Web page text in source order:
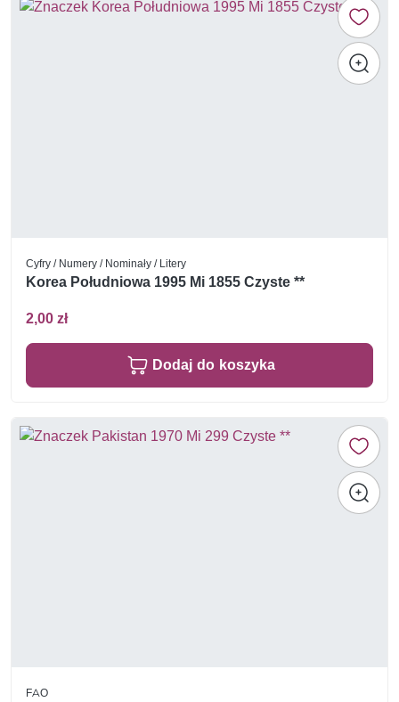
Cyfry / Numery / Nominały / Litery
Korea Południowa 1995 Mi 1855 Czyste **
2,00 zł
Dodaj do koszyka
FAO